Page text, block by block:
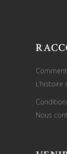
L’histoire
Nous